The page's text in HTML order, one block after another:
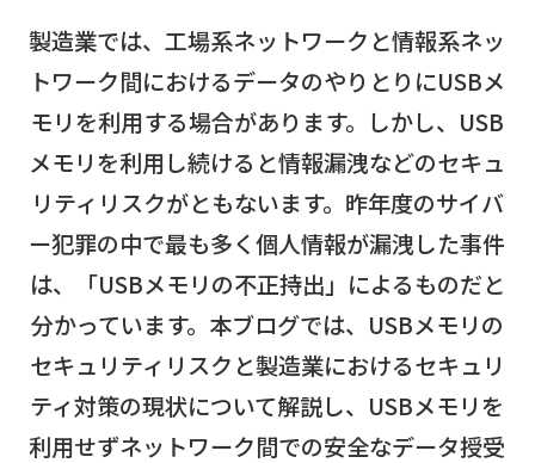
製造業では、工場系ネットワークと情報系ネッ
トワーク間におけるデータのやりとりにUSBメ
モリを利用する場合があります。しかし、USB
メモリを利用し続けると情報漏洩などのセキュ
リティリスクがともないます。昨年度のサイバ
ー犯罪の中で最も多く個人情報が漏洩した事件
は、「USBメモリの不正持出」によるものだと
分かっています。本ブログでは、USBメモリの
セキュリティリスクと製造業におけるセキュリ
ティ対策の現状について解説し、USBメモリを
利用せずネットワーク間での安全なデータ授受